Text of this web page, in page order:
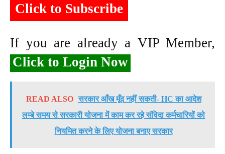
Click to Subscribe
If you are already a VIP Member,
Click to Login Now
READ ALSO सरकार आँख मूँद नहीं सकती- HC का आदेश
लम्बे समय से सरकारी योजना में काम कर रहे संविदा कर्मचारियों को
नियमित करने के लिए योजना बनाए सरकार